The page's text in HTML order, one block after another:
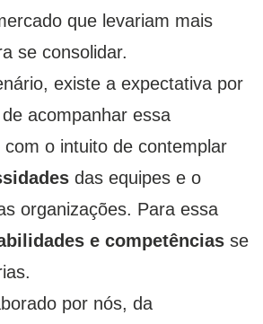
que levariam mais
se consolidar.
existe a expectativa por
acompanhar essa
com o intuito de contemplar
das equipes e o
organizações. Para essa
e competências se
por nós, da